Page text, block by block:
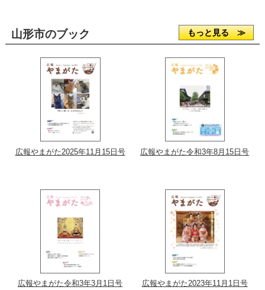
山形市のブック もっと見る ≫
広報やまがた2025年11月15日号 広報やまがた令和3年8月15日号
広報やまがた令和3年3月1日号 広報やまがた2023年11月1日号